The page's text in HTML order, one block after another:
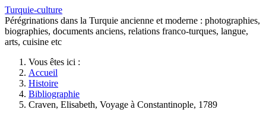
Turquie-culture
Pérégrinations dans la Turquie ancienne et moderne : photographies,
biographies, documents anciens, relations franco-turques, langue,
arts, cuisine etc
Vous êtes ici :
Accueil
Histoire
Bibliographie
Craven, Elisabeth, Voyage à Constantinople, 1789